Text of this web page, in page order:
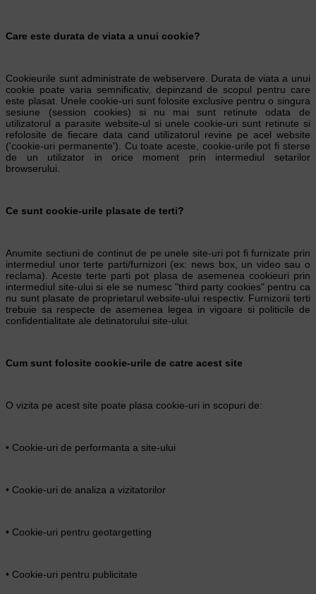
Care este durata de viata a unui cookie?
Cookieurile sunt administrate de webservere. Durata de viata a unui
cookie poate varia semnificativ, depinzand de scopul pentru care
este plasat. Unele cookie-uri sunt folosite exclusive pentru o singura
sesiune (session cookies) si nu mai sunt retinute odata de
utilizatorul a parasite website-ul si unele cookie-uri sunt retinute si
refolosite de fiecare data cand utilizatorul revine pe acel website
('cookie-uri permanente'). Cu toate aceste, cookie-urile pot fi sterse
de un utilizator in orice moment prin intermediul setarilor
browserului.
Ce sunt cookie-urile plasate de terti?
Anumite sectiuni de continut de pe unele site-uri pot fi furnizate prin
intermediul unor terte parti/furnizori (ex: news box, un video sau o
reclama). Aceste terte parti pot plasa de asemenea cookieuri prin
intermediul site-ului si ele se numesc "third party cookies" pentru ca
nu sunt plasate de proprietarul website-ului respectiv. Furnizorii terti
trebuie sa respecte de asemenea legea in vigoare si politicile de
confidentialitate ale detinatorului site-ului.
Cum sunt folosite cookie-urile de catre acest site
O vizita pe acest site poate plasa cookie-uri in scopuri de:
• Cookie-uri de performanta a site-ului
• Cookie-uri de analiza a vizitatorilor
• Cookie-uri pentru geotargetting
• Cookie-uri pentru publicitate